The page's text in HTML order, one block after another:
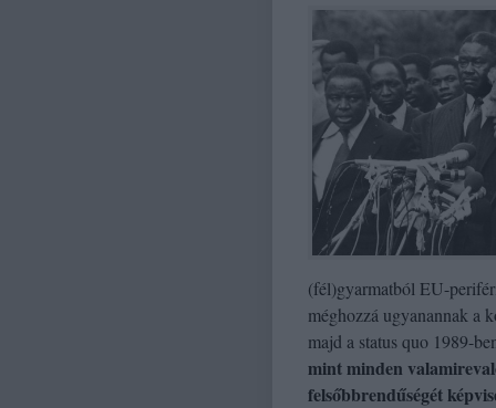
(fél)gyarmatból EU-
méghozzá ugyanannak a
majd a status quo 1989-
mint minden
felsőbbrendűségét